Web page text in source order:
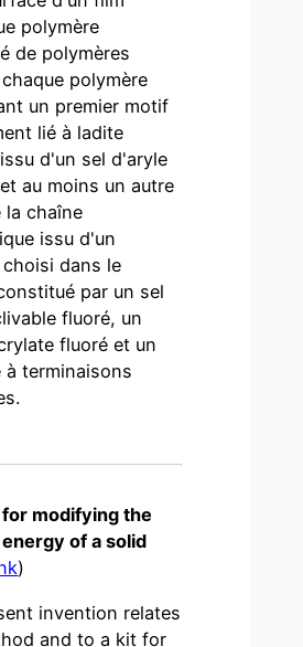
polymère
de polymères
polymère
un premier motif
lié à ladite
d'un sel d'aryle
au moins un autre
la chaîne
issu d'un
dans le
par un sel
fluoré, un
fluoré et un
à terminaisons
modifying the
of a solid
)
invention relates
and to a kit for